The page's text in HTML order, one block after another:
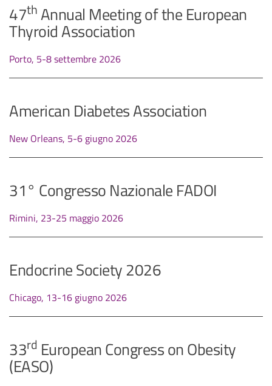
47th Annual Meeting of the European
Thyroid Association
Porto, 5-8 settembre 2026
American Diabetes Association
New Orleans, 5-6 giugno 2026
31° Congresso Nazionale FADOI
Rimini, 23-25 maggio 2026
Endocrine Society 2026
Chicago, 13-16 giugno 2026
33rd European Congress on Obesity
(EASO)